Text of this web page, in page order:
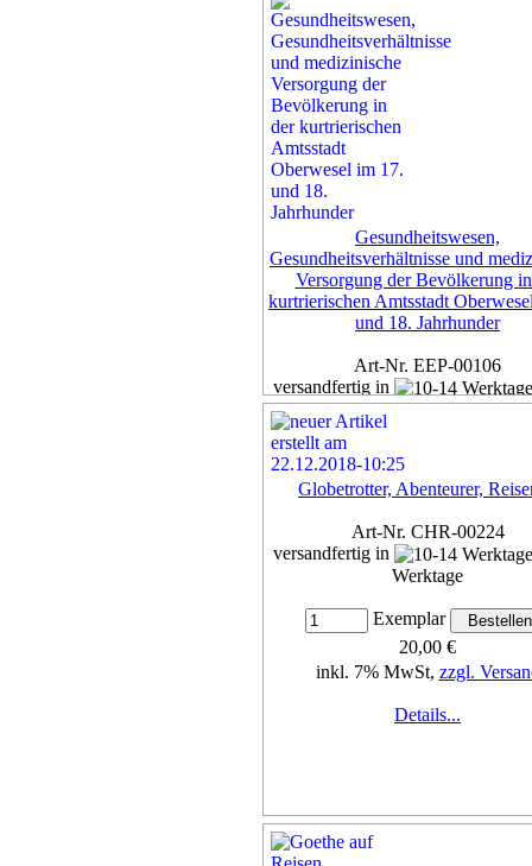
Gesundheitswesen,
Gesundheitsverhältnisse und
Versorgung der Bevölkerung
kurtrierischen Amtsstadt
und 18. Jahrhunder
Art-Nr. EEP-00106
versandfertig in
Werktage
Exemplar
79,00 €
Details...
Globetrotter, Abenteurer,
Art-Nr. CHR-00224
versandfertig in
Werktage
Exemplar
20,00 €
inkl. 7% MwSt, zzgl.
Details...